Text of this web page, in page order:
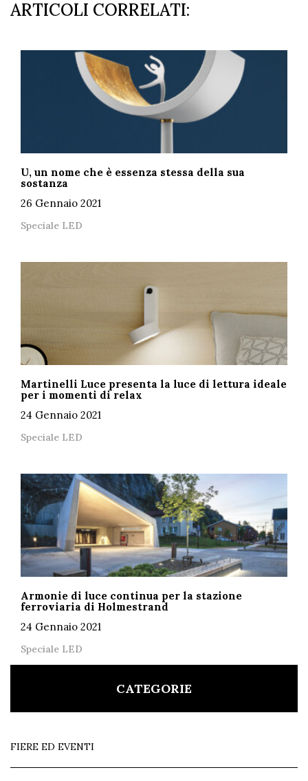
ARTICOLI CORRELATI:
U, un nome che è essenza stessa della sua
sostanza
26 Gennaio 2021
Speciale LED
Martinelli Luce presenta la luce di lettura ideale
per i momenti di relax
24 Gennaio 2021
Speciale LED
Armonie di luce continua per la stazione
ferroviaria di Holmestrand
24 Gennaio 2021
Speciale LED
CATEGORIE
FIERE ED EVENTI